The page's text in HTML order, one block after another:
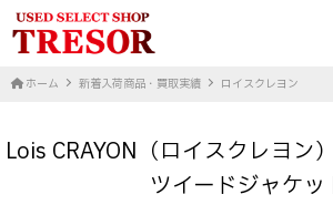
ホーム 新着入荷商品・買取実績 ロイスクレヨン
Lois CRAYON（ロイスクレヨン
ツイードジャケッ